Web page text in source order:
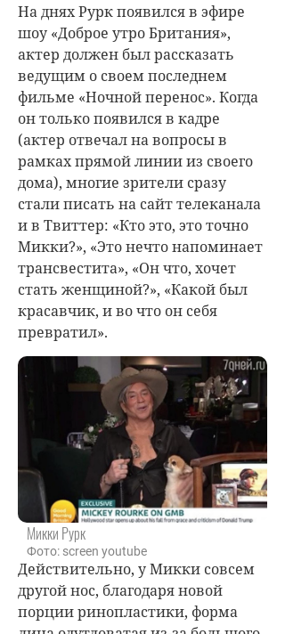
На днях Рурк появился в эфире
шоу «Доброе утро Британия»,
актер должен был рассказать
ведущим о своем последнем
фильме «Ночной перенос». Когда
он только появился в кадре
(актер отвечал на вопросы в
рамках прямой линии из своего
дома), многие зрители сразу
стали писать на сайт телеканала
и в Твиттер: «Кто это, это точно
Микки?», «Это нечто напоминает
трансвестита», «Он что, хочет
стать женщиной?», «Какой был
красавчик, и во что он себя
превратил».
Микки Рурк
Фото: screen youtube
Действительно, у Микки совсем
другой нос, благодаря новой
порции ринопластики, форма